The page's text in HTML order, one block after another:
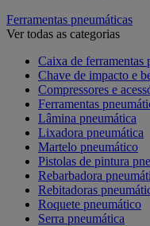
Ferramentas pneumáticas
Ver todas as categorias
Caixa de ferramentas
Chave de impacto e
Compressores e
Ferramentas
Lâmina pneumática
Lixadora pneumática
Martelo pneumático
Pistolas de pintura
Rebarbadora
Rebitadoras
Roquete pneumático
Serra pneumática